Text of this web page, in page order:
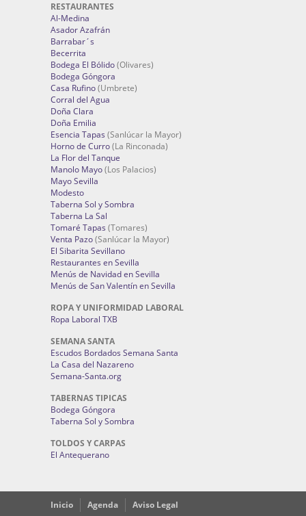
RESTAURANTES
Al-Medina
Asador Azafrán
Barrabar´s
Becerrita
Bodega El Bólido(Olivares)
Bodega Góngora
Casa Rufino(Umbrete)
Corral del Agua
Doña Clara
Doña Emilia
Esencia Tapas (Sanlúcar la Mayor)
Horno de Curro(La Rinconada)
La Flor del Tanque
Manolo Mayo(Los Palacios)
Mayo Sevilla
Modesto
Taberna Sol y Sombra
Taberna La Sal
Tomaré Tapas (Tomares)
Venta Pazo(Sanlúcar la Mayor)
El Sibarita Sevillano
Restaurantes en Sevilla
Menús de Navidad en Sevilla
Menús de San Valentín en Sevilla
ROPA Y UNIFORMIDAD LABORAL
Ropa Laboral TXB
SEMANA SANTA
Escudos Bordados Semana Santa
La Casa del Nazareno
Semana-Santa.org
TABERNAS TIPICAS
Bodega Góngora
Taberna Sol y Sombra
TOLDOS Y CARPAS
El Antequerano
Inicio Agenda Aviso Legal